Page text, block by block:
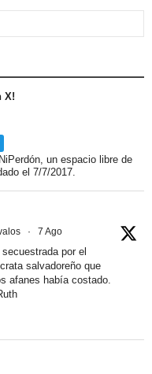
X!
un espacio libre de
el 7/7/2017.
· 7 Ago
por el
salvadoreño que
afanes había costado.